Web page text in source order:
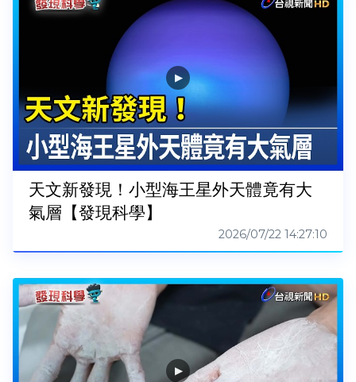
天文新發現！小型海王星外天體竟有大
氣層【發現科學】
2026/07/22 14:27:10